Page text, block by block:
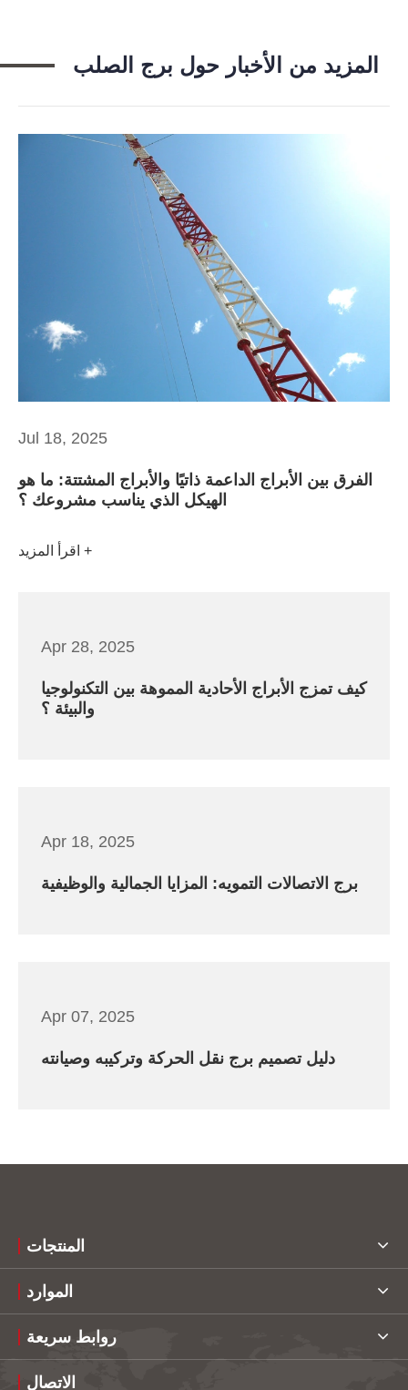
المزيد من الأخبار حول برج الصلب
Jul 18, 2025
الفرق بين الأبراج الداعمة ذاتيًا والأبراج المشتتة: ما هو
الهيكل الذي يناسب مشروعك ؟
Apr 28, 2025
كيف تمزج الأبراج الأحادية المموهة بين التكنولوجيا
والبيئة ؟
Apr 18, 2025
برج الاتصالات التمويه: المزايا الجمالية والوظيفية
Apr 07, 2025
دليل تصميم برج نقل الحركة وتركيبه وصيانته
المنتجات
الموارد
روابط سريعة
الاتصال